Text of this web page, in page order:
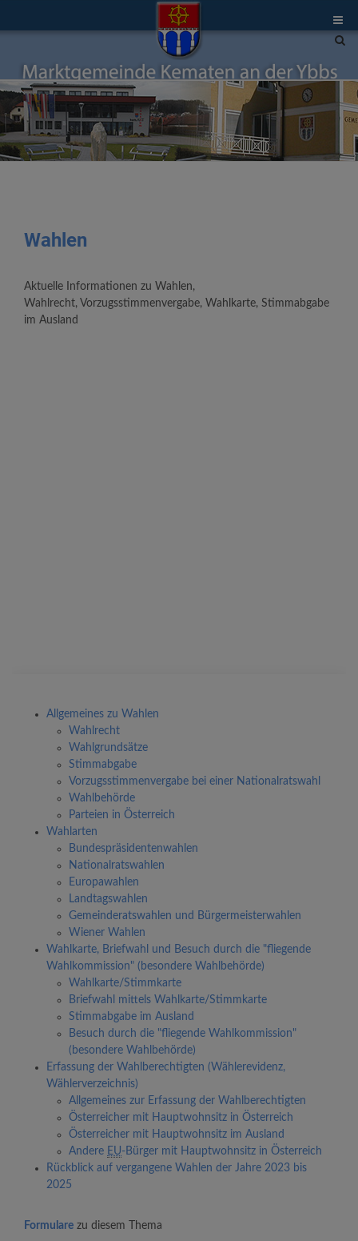
Site
Wahlen
Aktuelle Informationen zu Wahlen,
Wahlrecht, Vorzugsstimmenvergabe, Wahlkarte, Stimmabgabe
im Ausland
Allgemeines zu Wahlen
Wahlrecht
Wahlgrundsätze
Stimmabgabe
Vorzugsstimmenvergabe bei einer Nationalratswahl
Wahlbehörde
Parteien in Österreich
Wahlarten
Bundespräsidentenwahlen
Nationalratswahlen
Europawahlen
Landtagswahlen
Gemeinderatswahlen und Bürgermeisterwahlen
Wiener Wahlen
Wahlkarte, Briefwahl und Besuch durch die "fliegende
Wahlkommission" (besondere Wahlbehörde)
Wahlkarte/Stimmkarte
Briefwahl mittels Wahlkarte/Stimmkarte
Stimmabgabe im Ausland
Besuch durch die "fliegende Wahlkommission"
(besondere Wahlbehörde)
Erfassung der Wahlberechtigten (Wählerevidenz,
Wählerverzeichnis)
Allgemeines zur Erfassung der Wahlberechtigten
Österreicher mit Hauptwohnsitz in Österreich
Österreicher mit Hauptwohnsitz im Ausland
Andere EU-Bürger mit Hauptwohnsitz in Österreich
Rückblick auf vergangene Wahlen der Jahre 2023 bis
2025
Formulare zu diesem Thema